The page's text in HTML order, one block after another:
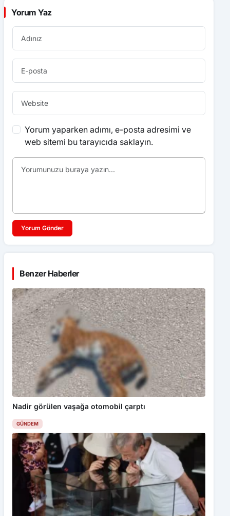
Yorum Yaz
Yorum yaparken adımı, e-posta adresimi ve
web sitemi bu tarayıcıda saklayın.
Yorum Gönder
Benzer Haberler
Nadir görülen vaşağa otomobil çarptı
GÜNDEM